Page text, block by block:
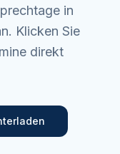
in
Klicken Sie
direkt